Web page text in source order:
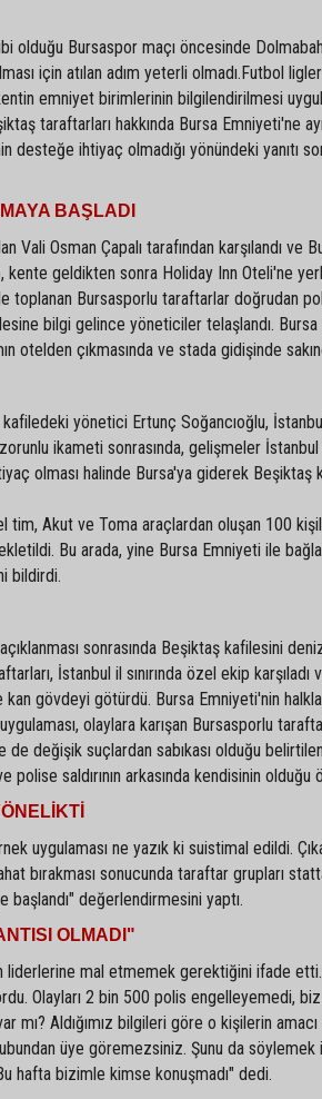
olduğu Bursaspor maçı öncesinde
için atılan adım yeterli olmadı.Futbol
emniyet birimlerinin bilgilendirilmesi
taraftarları hakkında Bursa Emniyeti'ne
ihtiyaç olmadığı yönündeki yanıtı
BAŞLADI
Vali Osman Çapalı tarafından karşılandı ve
geldikten sonra Holiday Inn Oteli'ne
toplanan Bursasporlu taraftarlar doğrudan
bilgi gelince yöneticiler telaşlandı.
otelden çıkmasında ve stada gidişinde
yönetici Ertunç Soğancıoğlu,
ikameti sonrasında, gelişmeler
olması halinde Bursa'ya giderek
Akut ve Toma araçlardan oluşan 100
Bu arada, yine Bursa Emniyeti ile
bildirdi.
sonrasında Beşiktaş kafilesini
İstanbul il sınırında özel ekip karşıladı
gövdeyi götürdü. Bursa Emniyeti'nin halkla
olaylara karışan Bursasporlu
de değişik suçlardan sabıkası olduğu
polise saldırının arkasında kendisinin olduğu
uygulaması ne yazık ki suistimal edildi.
bırakması sonucunda taraftar grupları
değerlendirmesini yaptı.
OLMADI"
liderlerine mal etmemek gerektiğini ifade
Olayları 2 bin 500 polis engelleyemedi,
Aldığımız bilgileri göre o kişilerin
üye göremezsiniz. Şunu da
hafta bizimle kimse konuşmadı" dedi.